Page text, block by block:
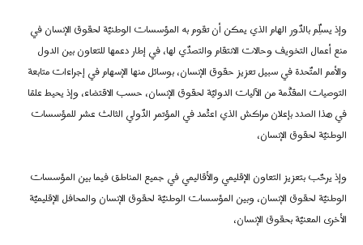
وإذ يسلِّم بالدّور الهام الذي يمكن أن تقوم به المؤسسات الوطنيّة لحقوق الإنسان في
منع أعمال التخويف وحالات الانتقام والتصدّي لها، في إطار دعمها للتعاون بين الدول
والأمم المتّحدة في سبيل تعزيز حقوق الإنسان، بوسائل منها الإسهام في إجراءات متابعة
التوصيات المقدَّمة من الآليات الدوليّة لحقوق الإنسان، حسب الاقتضاء، وإذ يحيط علمًا
في هذا الصدد بإعلان مراكش الذي اعتُمد في المؤتمر الدّولي الثالث عشر للمؤسسات
الوطنيّة لحقوق الإنسان،
وإذ يرحّب بتعزيز التعاون الإقليمي والأقاليمي في جميع المناطق فيما بين المؤسسات
الوطنيّة لحقوق الإنسان، وبين المؤسسات الوطنيّة لحقوق الإنسان والمحافل الإقليميّة
الأخرى المعنيّة بحقوق الإنسان،‬